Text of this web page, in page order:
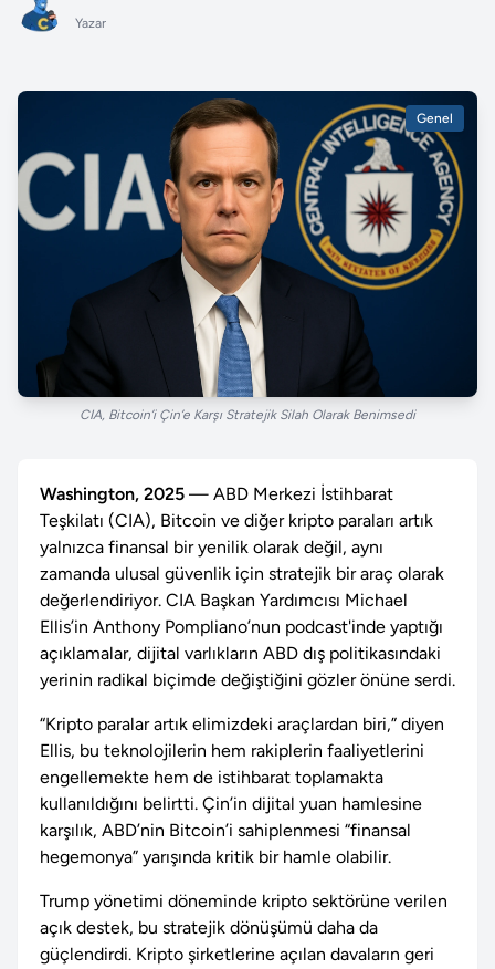
Yazar
Genel
CIA, Bitcoin’i Çin’e Karşı Stratejik Silah Olarak Benimsedi
Washington, 2025 — ABD Merkezi İstihbarat
Teşkilatı (CIA), Bitcoin ve diğer kripto paraları artık
yalnızca finansal bir yenilik olarak değil, aynı
zamanda ulusal güvenlik için stratejik bir araç olarak
değerlendiriyor. CIA Başkan Yardımcısı Michael
Ellis’in Anthony Pompliano’nun podcast'inde yaptığı
açıklamalar, dijital varlıkların ABD dış politikasındaki
yerinin radikal biçimde değiştiğini gözler önüne serdi.
“Kripto paralar artık elimizdeki araçlardan biri,” diyen
Ellis, bu teknolojilerin hem rakiplerin faaliyetlerini
engellemekte hem de istihbarat toplamakta
kullanıldığını belirtti. Çin’in dijital yuan hamlesine
karşılık, ABD’nin Bitcoin’i sahiplenmesi “finansal
hegemonya” yarışında kritik bir hamle olabilir.
Trump yönetimi döneminde kripto sektörüne verilen
açık destek, bu stratejik dönüşümü daha da
güçlendirdi. Kripto şirketlerine açılan davaların geri